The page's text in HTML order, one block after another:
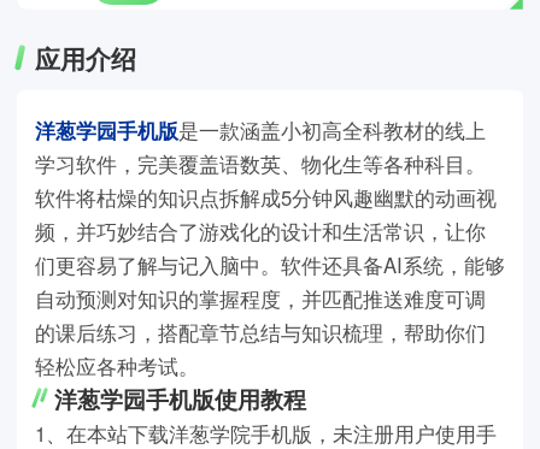
应用介绍
洋葱学园手机版是一款涵盖小初高全科教材的线上
学习软件，完美覆盖语数英、物化生等各种科目。
软件将枯燥的知识点拆解成5分钟风趣幽默的动画视
频，并巧妙结合了游戏化的设计和生活常识，让你
们更容易了解与记入脑中。软件还具备AI系统，能够
自动预测对知识的掌握程度，并匹配推送难度可调
的课后练习，搭配章节总结与知识梳理，帮助你们
轻松应各种考试。
洋葱学园手机版使用教程
1、在本站下载洋葱学院手机版，未注册用户使用手